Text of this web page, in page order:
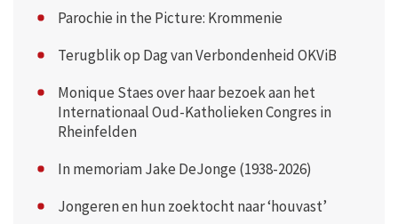
Parochie in the Picture: Krommenie
Terugblik op Dag van Verbondenheid OKViB
Monique Staes over haar bezoek aan het
Internationaal Oud-Katholieken Congres in
Rheinfelden
In memoriam Jake DeJonge (1938-2026)
Jongeren en hun zoektocht naar ‘houvast’